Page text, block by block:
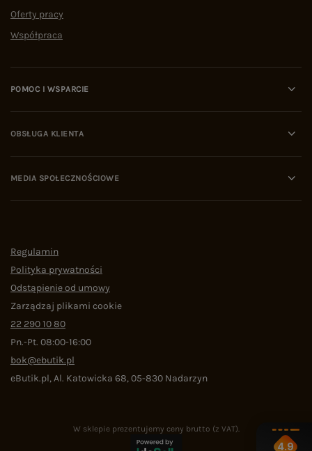
Oferty pracy
Współpraca
POMOC I WSPARCIE
OBSŁUGA KLIENTA
MEDIA SPOŁECZNOŚCIOWE
Regulamin
Polityka prywatności
Odstąpienie od umowy
Zarządzaj plikami cookie
22 290 10 80
Pn.-Pt. 08:00-16:00
bok@ebutik.pl
eButik.pl,Al. Katowicka 68,05-830 Nadarzyn
W sklepie prezentujemy ceny brutto (z VAT).
4.9